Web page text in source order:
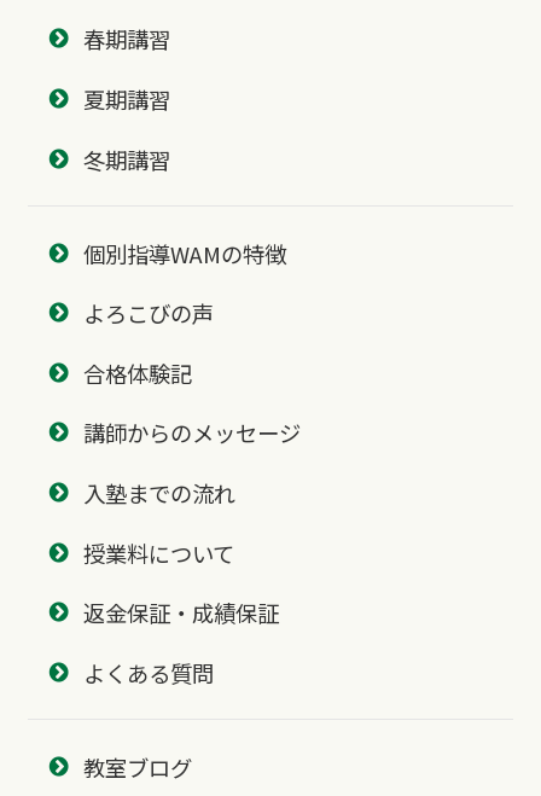
春期講習
夏期講習
冬期講習
個別指導WAMの特徴
よろこびの声
合格体験記
講師からのメッセージ
入塾までの流れ
授業料について
返金保証・成績保証
よくある質問
教室ブログ